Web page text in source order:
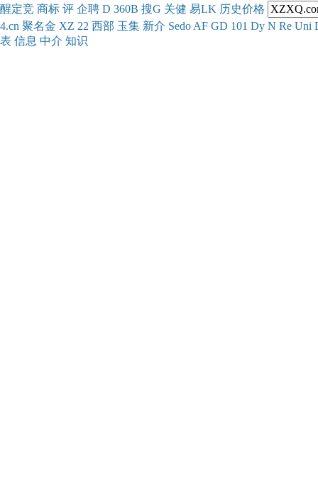
醒定竞 商标 评 企聘 D 360B 搜G 关健 易LK 历史价格
4.cn 聚名金 XZ 22 西部 玉集 新介 Sedo AF GD 101 Dy N Re Uni
表 信息 中介 知识